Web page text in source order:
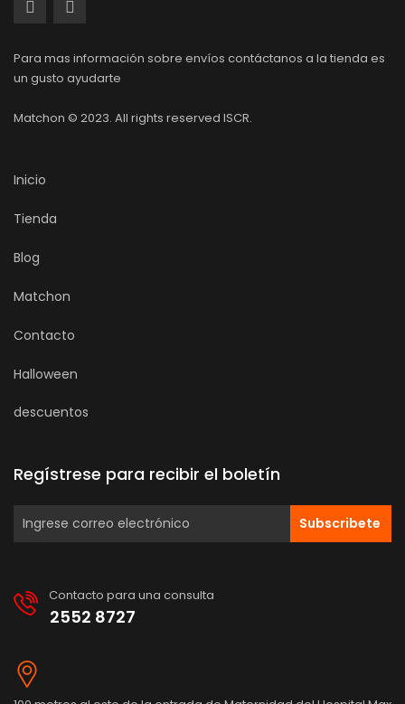
Para mas información sobre envíos contáctanos a la tienda es
un gusto ayudarte
Matchon © 2023. All rights reserved ISCR.
Inicio
Tienda
Blog
Matchon
Contacto
Halloween
descuentos
Regístrese para recibir el boletín
Subscribete
Contacto para una consulta
2552 8727